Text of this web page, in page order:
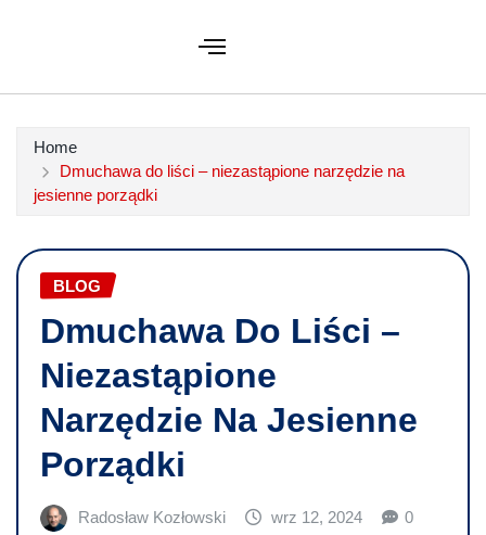
Home
Dmuchawa do liści – niezastąpione narzędzie na
jesienne porządki
BLOG
Dmuchawa Do Liści –
Niezastąpione
Narzędzie Na Jesienne
Porządki
Radosław Kozłowski wrz 12, 2024 0